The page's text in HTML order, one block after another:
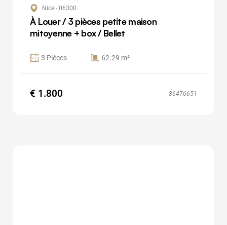
Nice - 06300
À Louer / 3 pièces petite maison
mitoyenne + box / Bellet
3 Pièces 62.29 m²
€ 1.800 86476651